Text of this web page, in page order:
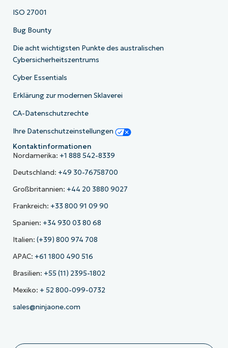
ISO 27001
Bug Bounty
Die acht wichtigsten Punkte des australischen
Cybersicherheitszentrums
Cyber Essentials
Erklärung zur modernen Sklaverei
CA-Datenschutzrechte
Ihre Datenschutzeinstellungen
Kontaktinformationen
Nordamerika: +1 888 542-8339
Deutschland: +49 30-76758700
Großbritannien: +44 20 3880 9027
Frankreich: +33 800 91 09 90
Spanien: +34 930 03 80 68
Italien: (+39) 800 974 708
APAC: +61 1800 490 516
Brasilien: +55 (11) 2395-1802
Mexiko: + 52 800-099-0732
sales@ninjaone.com